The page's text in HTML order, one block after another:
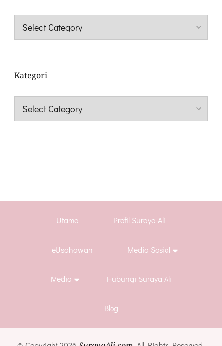
Kategori
Kategori
Kategori
Utama Profil Suraya Ali
eUsahawan Media Sosial
Media Hubungi Suraya Ali
Blog